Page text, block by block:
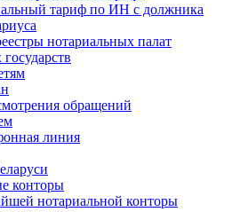
тариф по ИН с должника
нотариальных палат
обращений
линия
конторы
нотариальной конторы